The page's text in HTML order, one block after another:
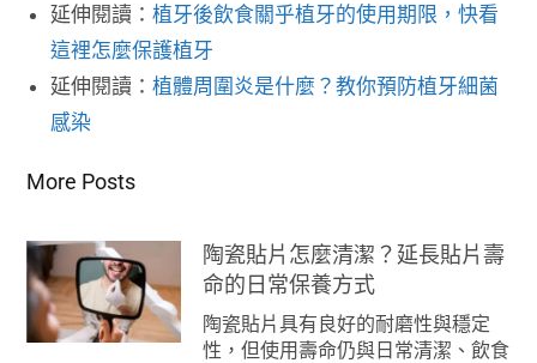
延伸閱讀：植牙後飲食關乎植牙的使用期限，快看
這裡怎麼保護植牙
延伸閱讀：植體周圍炎是什麼？教你預防植牙細菌
感染
More Posts
陶瓷貼片怎麼清潔？延長貼片壽
命的日常保養方式
陶瓷貼片具有良好的耐磨性與穩定
性，但使用壽命仍與日常清潔、飲食